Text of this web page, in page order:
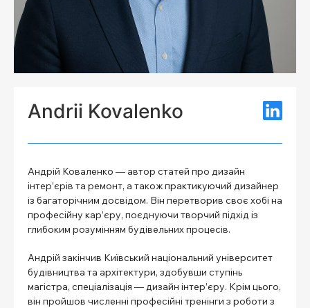
Andrii Kovalenko
Андрій Коваленко — автор статей про дизайн
інтер’єрів та ремонт, а також практикуючий дизайнер
із багаторічним досвідом. Він перетворив своє хобі на
професійну кар’єру, поєднуючи творчий підхід із
глибоким розумінням будівельних процесів.
Андрій закінчив Київський національний університет
будівництва та архітектури, здобувши ступінь
магістра, спеціалізація — дизайн інтер’єру. Крім цього,
він пройшов численні професійні тренінги з роботи з